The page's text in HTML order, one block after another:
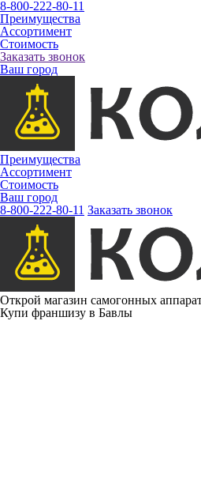
8-800-222-80-11
Преимущества
Ассортимент
Стоимость
Заказать звонок
Ваш город
Преимущества
Ассортимент
Стоимость
Ваш город
8-800-222-80-11 Заказать звонок
Открой магазин самогонных
Купи франшизу в Бавлы